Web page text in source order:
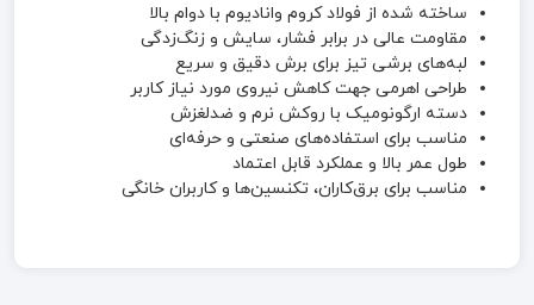
ساخته شده از فولاد کروم وانادیوم با دوام بالا
مقاومت عالی در برابر فشار، سایش و زنگ‌زدگی
لبه‌های برشی تیز برای برش دقیق و سریع
طراحی اهرمی جهت کاهش نیروی مورد نیاز کاربر
دسته ارگونومیک با روکش نرم و ضدلغزش
مناسب برای استفاده‌های صنعتی و حرفه‌ای
طول عمر بالا و عملکرد قابل اعتماد
مناسب برای برق‌کاران، تکنسین‌ها و کاربران خانگی